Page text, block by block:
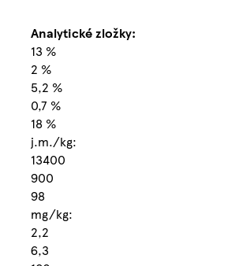
Analytické zložky:
13 %
2 %
5,2 %
0,7 %
18 %
j.m./kg:
13400
900
98
mg/kg:
2,2
6,3